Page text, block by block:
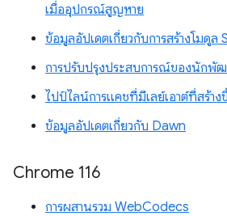
เมื่ออุปกรณ์สูญหาย
ข้อมูลอัปเดตเกี่ยวกับการสร้างโมดูล
การปรับปรุงประสบการณ์ของนักพั
ไปป์ไลน์การแคชที่มีเลย์เอาต์ที่สร้า
ข้อมูลอัปเดตเกี่ยวกับ Dawn
Chrome 116
การผสานรวม WebCodecs